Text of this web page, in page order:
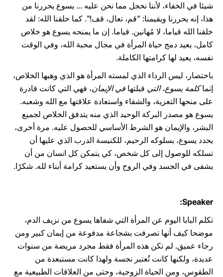
شيئا في الخفاء، لأننا نخجل مما نحن عليه ... يسوع يحررنا من
هذا، إنه يحررنا ويقيمنا: "قم، تعال، قف!". كما خلقنا الله: لقد
خلقنا الله قياما، لا مُهانين. قياما. إن ما يمنحه يسوع هو خلاص
كامل، يعيد دمج حياة المرأة في مجال محبة الله، وفي الوقت
نفسه، يعيد لها كرامتها الكاملة.
باختصار، ليس الرداء الذي لمسته المرأة هو الذي وهبها الخلاص،
إنماكلمة يسوع، التي قبلتها في الإيمان، فهي التي كانت قادرة
على منحها التعزية، والشفاء واستعادة علاقتها مع الله وشعبه.
يسوع هو مصدر البركة الوحيد الذي منه يتدفق الخلاص لجميع
البشر، والإيمان هو الشرط الأساسي للحصول عليه. مرة أخرى،
يحدد يسوع، بسلوكه الرحيم، للكنيسة الدرب الذي عليها أن
تسلكه للوصول إلى كل شخص، كي يتمكن كل انسان من أن
يشفى في الجسد وفي الروح وأن يستعيد كرامة أبناء لله. شكرًا.
Speaker:
تكلم البابا اليوم عن المرأة التي شفاها يسوع من نزيف الدم،
موضحا كيف أنها تصرفت بشجاعة مدفوعة من إيمان كبير ومن
رجاء عميق. لم تكن هذه المرأة فقط مجرد مريضة من سنوات
عديدة، ولكنها كانت تُعتبر نجسة ولهذا كانت مستبعدة من
الطقوس، ومن الحياة الزوجية، وحتى من العلاقات الطبيعية مع